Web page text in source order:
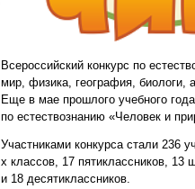
Всероссийский конкурс по
мир, физика, география, биологи,
Еще в мае прошлого учебного
по естествознанию «Человек и
Участниками конкурса стали 236
х классов, 17 пятиклассников, 13
и 18 десятиклассников.